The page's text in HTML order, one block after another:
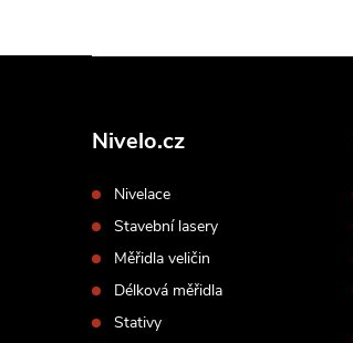
Nivelo.cz
Nivelace
Stavební lasery
Měřidla veličin
Délková měřidla
Stativy